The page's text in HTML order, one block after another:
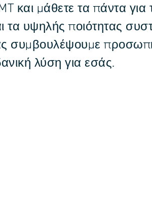
και μάθετε τα πάντα για
τα υψηλής ποιότητας
συμβουλέψουμε
λύση για εσάς.